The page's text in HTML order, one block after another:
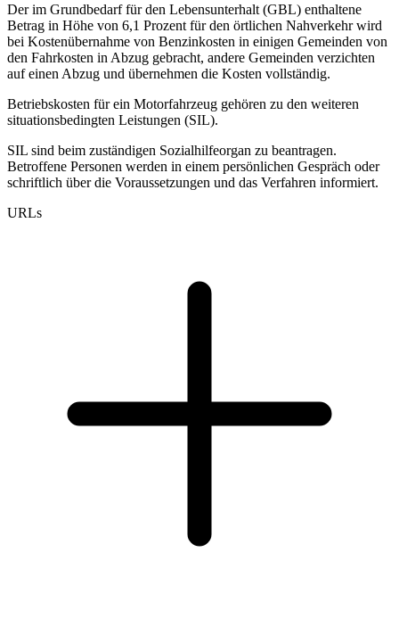
Der im Grundbedarf für den Lebensunterhalt (GBL) enthaltene
Betrag in Höhe von 6,1 Prozent für den örtlichen Nahverkehr wird
bei Kostenübernahme von Benzinkosten in einigen Gemeinden von
den Fahrkosten in Abzug gebracht, andere Gemeinden verzichten
auf einen Abzug und übernehmen die Kosten vollständig.
Betriebskosten für ein Motorfahrzeug gehören zu den weiteren
situationsbedingten Leistungen (SIL).
SIL sind beim zuständigen Sozialhilfeorgan zu beantragen.
Betroffene Personen werden in einem persönlichen Gespräch oder
schriftlich über die Voraussetzungen und das Verfahren informiert.
URLs